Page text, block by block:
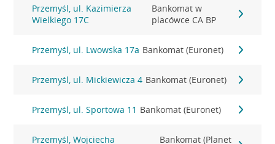
Przemyśl, ul. Kazimierza
Wielkiego 17C
Bankomat w
placówce CA BP
Przemyśl, ul. Lwowska 17a Bankomat (Euronet)
Przemyśl, ul. Mickiewicza 4 Bankomat (Euronet)
Przemyśl, ul. Sportowa 11 Bankomat (Euronet)
Przemyśl, Wojciecha
Bankomat (Planet